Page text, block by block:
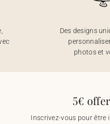
Des designs
photos et
5€
Inscrivez-vous pour être